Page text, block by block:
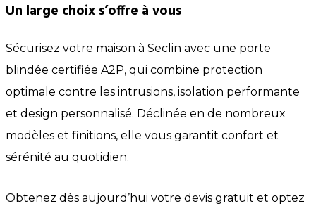
Un large choix s’offre à vous
Sécurisez votre maison à Seclin avec une porte
blindée certifiée A2P, qui combine protection
optimale contre les intrusions, isolation performante
et design personnalisé. Déclinée en de nombreux
modèles et finitions, elle vous garantit confort et
sérénité au quotidien.
Obtenez dès aujourd’hui votre devis gratuit et optez